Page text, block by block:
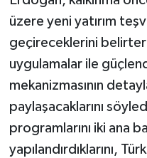
üzere yeni yatırım
geçireceklerini
uygulamalar ile
mekanizmasının
paylaşacaklarını
programlarını iki ana
yapılandırdıklarını,